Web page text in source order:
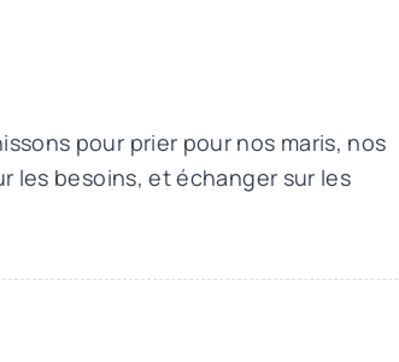
pour prier pour nos maris, nos
les besoins, et échanger sur les